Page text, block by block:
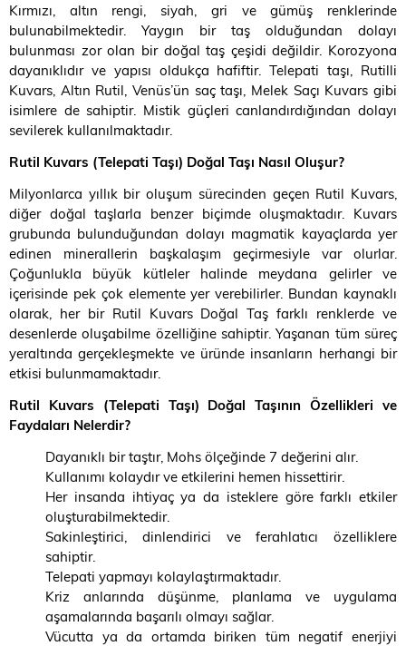
Kırmızı, altın rengi, siyah, gri ve gümüş renklerinde
bulunabilmektedir. Yaygın bir taş olduğundan dolayı
bulunması zor olan bir doğal taş çeşidi değildir. Korozyona
dayanıklıdır ve yapısı oldukça hafiftir. Telepati taşı, Rutilli
Kuvars, Altın Rutil, Venüs’ün saç taşı, Melek Saçı Kuvars gibi
isimlere de sahiptir. Mistik güçleri canlandırdığından dolayı
sevilerek kullanılmaktadır.
Rutil Kuvars (Telepati Taşı) Doğal Taşı Nasıl Oluşur?
Milyonlarca yıllık bir oluşum sürecinden geçen Rutil Kuvars,
diğer doğal taşlarla benzer biçimde oluşmaktadır. Kuvars
grubunda bulunduğundan dolayı magmatik kayaçlarda yer
edinen minerallerin başkalaşım geçirmesiyle var olurlar.
Çoğunlukla büyük kütleler halinde meydana gelirler ve
içerisinde pek çok elemente yer verebilirler. Bundan kaynaklı
olarak, her bir Rutil Kuvars Doğal Taş farklı renklerde ve
desenlerde oluşabilme özelliğine sahiptir. Yaşanan tüm süreç
yeraltında gerçekleşmekte ve üründe insanların herhangi bir
etkisi bulunmamaktadır.
Rutil Kuvars (Telepati Taşı) Doğal Taşının Özellikleri ve
Faydaları Nelerdir?
Dayanıklı bir taştır, Mohs ölçeğinde 7 değerini alır.
Kullanımı kolaydır ve etkilerini hemen hissettirir.
Her insanda ihtiyaç ya da isteklere göre farklı etkiler
oluşturabilmektedir.
Sakinleştirici, dinlendirici ve ferahlatıcı özelliklere
sahiptir.
Telepati yapmayı kolaylaştırmaktadır.
Kriz anlarında düşünme, planlama ve uygulama
aşamalarında başarılı olmayı sağlar.
Vücutta ya da ortamda biriken tüm negatif enerjiyi